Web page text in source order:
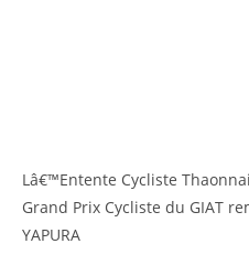
Lâ€™Entente Cycliste
Grand Prix Cycliste du GIAT
YAPURA